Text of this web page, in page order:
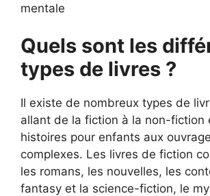
mentale
Quels sont les
types de livres ?
Il existe de nombreux types de
allant de la fiction à la non-fiction
histoires pour enfants aux
complexes. Les livres de fiction
les romans, les nouvelles, les
fantasy et la science-fiction, le